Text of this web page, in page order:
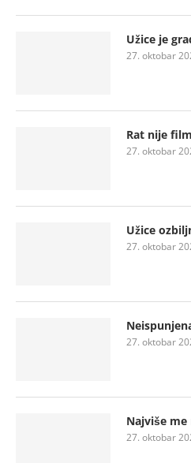
Užice je
27. oktobar
Rat nije film
27. oktobar
Užice
27. oktobar
27. oktobar
Najviše me
27. oktobar